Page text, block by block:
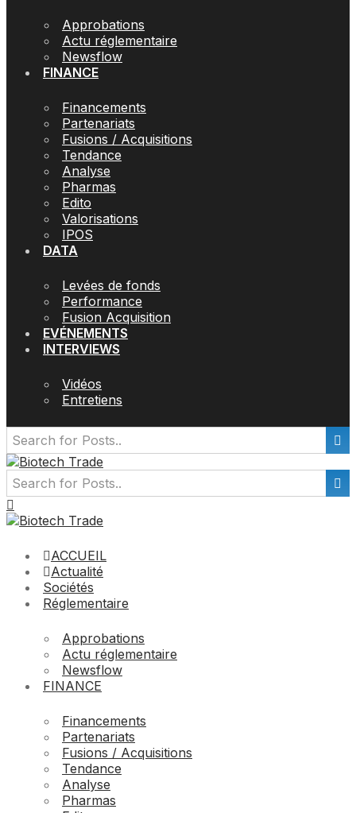
Approbations
Actu réglementaire
Newsflow
FINANCE
Financements
Partenariats
Fusions / Acquisitions
Tendance
Analyse
Pharmas
Edito
Valorisations
IPOS
DATA
Levées de fonds
Performance
Fusion Acquisition
EVÉNEMENTS
INTERVIEWS
Vidéos
Entretiens
ACCUEIL
Actualité
Sociétés
Réglementaire
Approbations
Actu réglementaire
Newsflow
FINANCE
Financements
Partenariats
Fusions / Acquisitions
Tendance
Analyse
Pharmas